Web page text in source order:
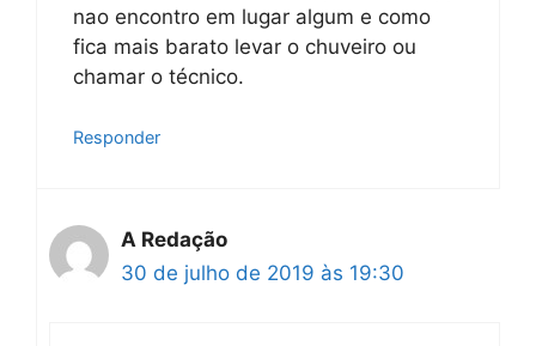
nao encontro em lugar algum e como
fica mais barato levar o chuveiro ou
chamar o técnico.
Responder
A Redação
30 de julho de 2019 às 19:30